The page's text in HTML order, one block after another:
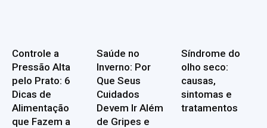
Controle a
Pressão Alta
pelo Prato: 6
Dicas de
Alimentação
que Fazem a
Saúde no
Inverno: Por
Que Seus
Cuidados
Devem Ir Além
de Gripes e
Síndrome do
olho seco:
causas,
sintomas e
tratamentos